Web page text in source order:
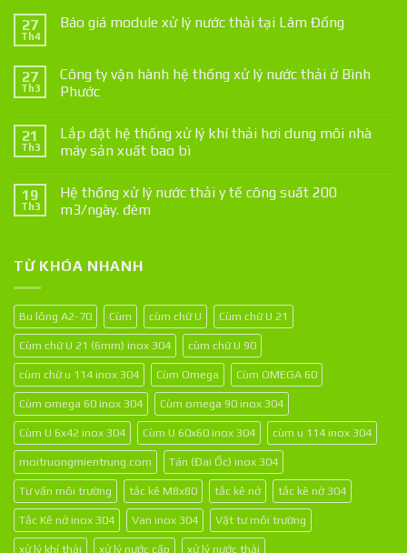
27
Th4
Báo giá module xử lý nước thải tại Lâm Đồng
27
Th3
Công ty vận hành hệ thống xử lý nước thải ở Bình
Phước
21
Th3
Lắp đặt hệ thống xử lý khí thải hơi dung môi nhà
máy sản xuất bao bì
19
Th3
Hệ thống xử lý nước thải y tế công suất 200
m3/ngày. đêm
TỪ KHÓA NHANH
Bu lông A2-70 Cùm cùm chữ U Cùm chữ U 21
Cùm chữ U 21 (6mm) inox 304 cùm chữ U 90
cùm chữ u 114 inox 304 Cùm Omega Cùm OMEGA 60
Cùm omega 60 inox 304 Cùm omega 90 inox 304
Cùm U 6x42 inox 304 Cùm U 60x60 inox 304 cùm u 114 inox 304
moitruongmientrung.com Tán (Đai Ốc) inox 304
Tư vấn môi trường tắc kê M8x80 tắc kê nở tắc kê nở 304
Tắc Kê nở inox 304 Van inox 304 Vật tư môi trường
xử lý khí thải xử lý nước cấp xử lý nước thải